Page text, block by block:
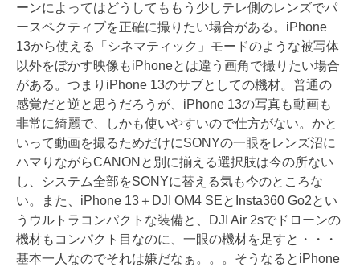
ーンによってはどうしてももう少しテレ側のレンズでパ
ースペクティブを正確に撮りたい場合がある。iPhone
13から使える「シネマティック」モードのような被写体
以外をぼかす映像もiPhoneとは違う画角で撮りたい場合
がある。つまりiPhone 13のサブとしての機材。普通の
感覚だと逆と思うだろうが、iPhone 13の写真も動画も
非常に綺麗で、しかも使いやすいので仕方がない。かと
いって動画を撮るためだけにSONYの一眼をレンズ沼に
ハマりながらCANONと別に揃える選択肢は今の所ない
し、システム全部をSONYに替える気も今のところな
い。また、iPhone 13＋DJI OM4 SEとInsta360 Go2とい
うウルトラコンパクトな装備と、DJI Air 2sでドローンの
機材もコンパクト目なのに、一眼の機材を足すと・・・
基本一人なのでそれは嫌だなぁ。。。そうなるとiPhone